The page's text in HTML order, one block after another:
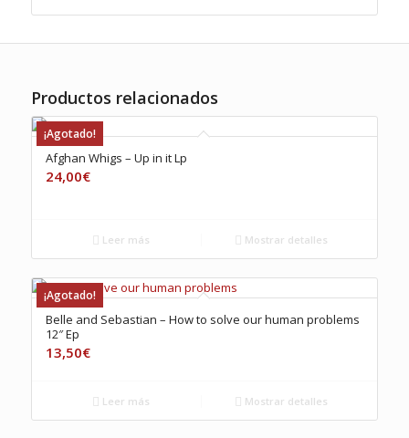
Productos relacionados
¡Agotado!
Afghan Whigs ‎– Up in it Lp
24,00€
Leer más Mostrar detalles
¡Agotado!
Belle and Sebastian – How to solve our human problems
12″ Ep
13,50€
Leer más Mostrar detalles